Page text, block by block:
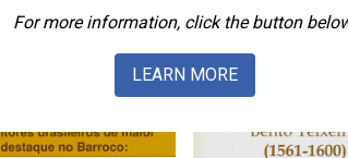
For more information, click the button
LEARN MORE